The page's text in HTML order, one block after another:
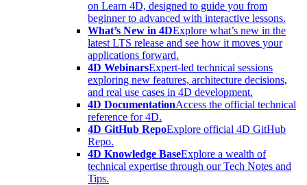
on Learn 4D, designed to guide you from
beginner to advanced with interactive lessons.
What’s New in 4DExplore what’s new in the
latest LTS release and see how it moves your
applications forward.
4D WebinarsExpert-led technical sessions
exploring new features, architecture decisions,
and real use cases in 4D development.
4D DocumentationAccess the official technical
reference for 4D.
4D GitHub RepoExplore official 4D GitHub
Repo.
4D Knowledge BaseExplore a wealth of
technical expertise through our Tech Notes and
Tips.